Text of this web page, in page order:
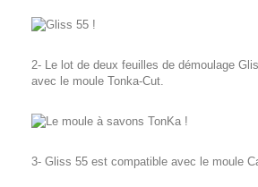
2- Le lot de deux feuilles de démoulage
avec le moule Tonka-Cut.
3- Gliss 55 est compatible avec le moule